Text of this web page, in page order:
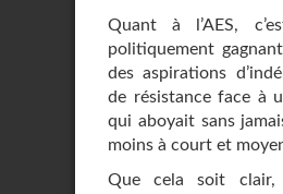
Quant à l’AES,
politiquement
des aspirations
de résistance face à
qui aboyait sans
moins à court et
Que cela soit